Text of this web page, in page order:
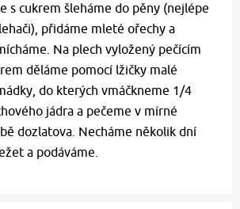
s cukrem šleháme do pěny (nejlépe
přidáme mleté ořechy a
Na plech vyložený pečícím
děláme pomocí lžičky malé
do kterých vmáčkneme 1/4
jádra a pečeme v mírné
dozlatova. Necháme několik dní
a podáváme.